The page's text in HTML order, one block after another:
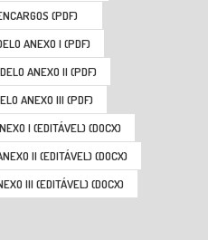
(PDF)
ANEXO I (PDF)
ANEXO II (PDF)
ANEXO III (PDF)
I (EDITÁVEL) (DOCX)
II (EDITÁVEL) (DOCX)
III (EDITÁVEL) (DOCX)